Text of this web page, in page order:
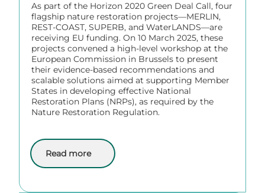
As part of the Horizon 2020 Green Deal Call, four
flagship nature restoration projects—MERLIN,
REST-COAST, SUPERB, and WaterLANDS—are
receiving EU funding. On 10 March 2025, these
projects convened a high-level workshop at the
European Commission in Brussels to present
their evidence-based recommendations and
scalable solutions aimed at supporting Member
States in developing effective National
Restoration Plans (NRPs), as required by the
Nature Restoration Regulation.
Read more
about Supporting the development of national